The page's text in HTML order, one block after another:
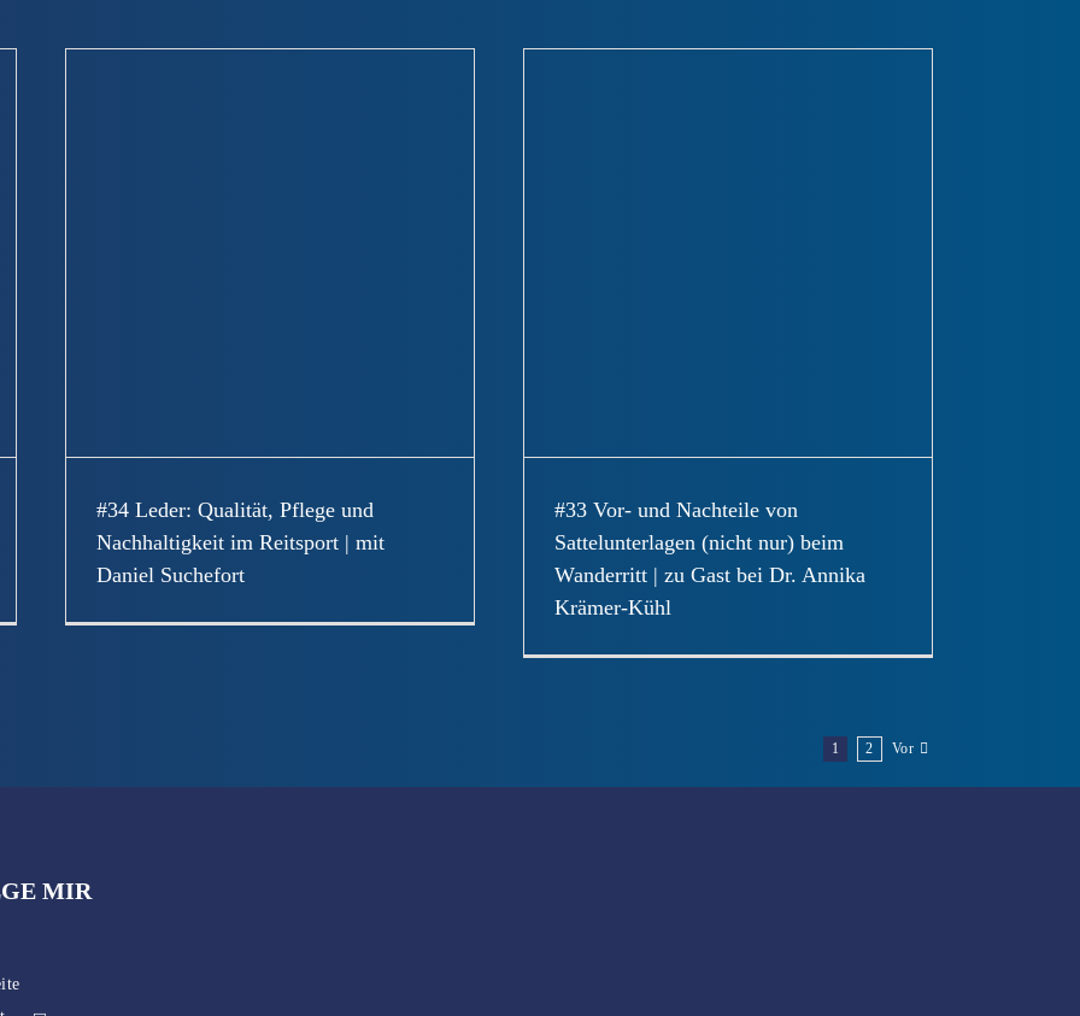
#34 Leder: Qualität, Pflege und
Nachhaltigkeit im Reitsport | mit
Daniel Suchefort
#33 Vor- und Nachteile von
Sattelunterlagen (nicht nur) beim
Wanderritt | zu Gast bei Dr. Annika
Krämer-Kühl
1 2 Vor
MIR